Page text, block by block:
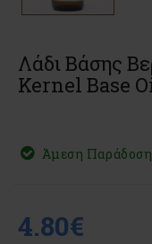
Λάδι Βάσης
Kernel Base
Άμεση Παράδοση
4.80€